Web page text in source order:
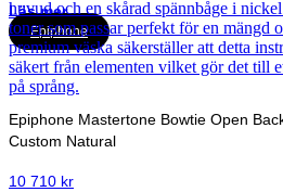
Läs mer
Epiphone
Epiphone Mastertone Bowtie Open
Custom Natural
10 710 kr